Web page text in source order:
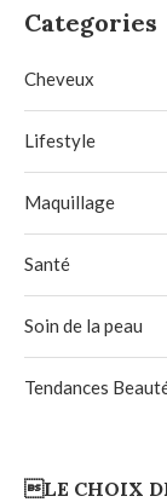
Categories
Cheveux
Lifestyle
Maquillage
Santé
Soin de la peau
Tendances
LE CHOIX